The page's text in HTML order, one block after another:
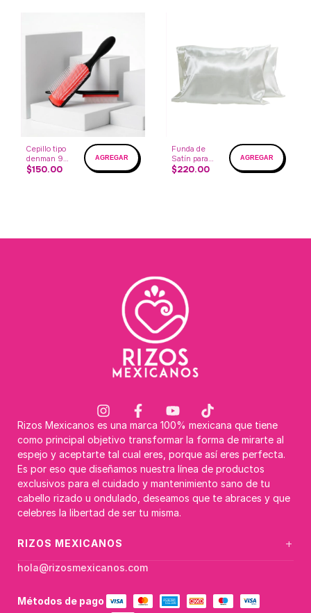
Cepillo tipo
denman 9
Hileras
$150.00
Funda de
Satín para
almohadas
$220.00
Rizos Mexicanos es una marca 100% mexicana que tiene
como principal objetivo transformar la forma de mirarte al
espejo y aceptarte tal cual eres, porque así eres perfecta.
Es por eso que diseñamos nuestra línea de productos
exclusivos para el cuidado y mantenimiento sano de tu
cabello rizado u ondulado, deseamos que te abraces y que
celebres la libertad de ser tu misma.
RIZOS MEXICANOS +
hola@rizosmexicanos.com
Métodos de pago